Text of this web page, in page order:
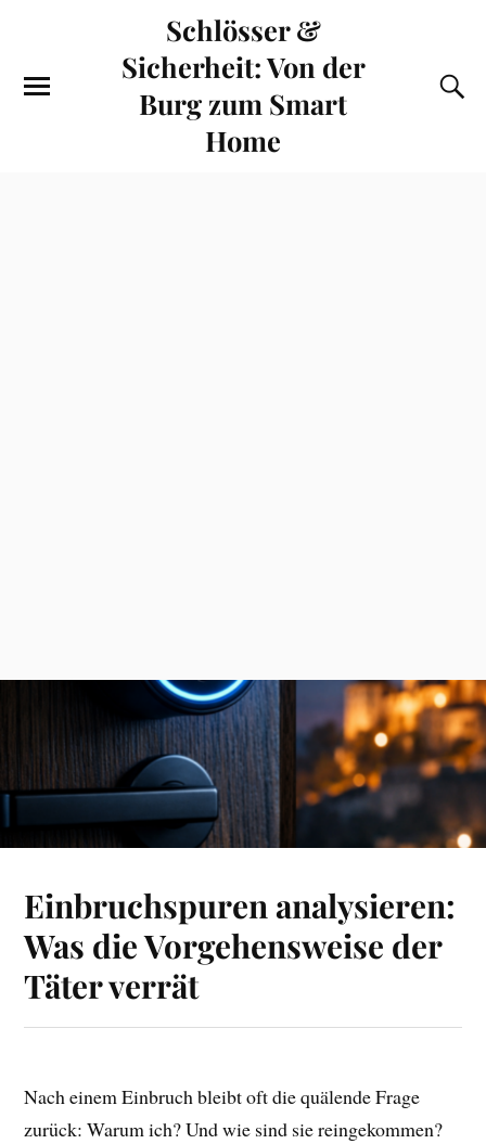
Schlösser &
Sicherheit: Von der
Burg zum Smart
Home
Einbruchspuren analysieren:
Was die Vorgehensweise der
Täter verrät
Nach einem Einbruch bleibt oft die quälende Frage
zurück: Warum ich? Und wie sind sie reingekommen?